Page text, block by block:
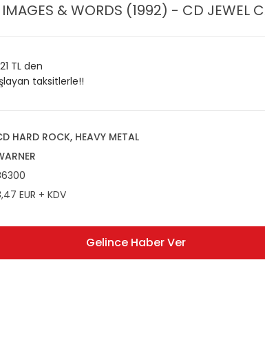
& WORDS (1992) - CD JEWEL
TL den
taksitlerle!!
HARD ROCK, HEAVY METAL
EUR + KDV
Gelince Haber Ver